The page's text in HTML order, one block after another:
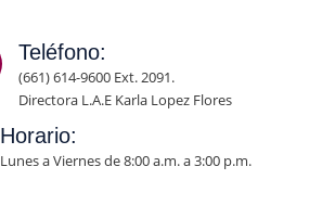
Teléfono:
(661) 614-9600 Ext. 2091.
Directora L.A.E Karla Lopez Flores
Horario:
Lunes a Viernes de 8:00 a.m. a 3:00 p.m.